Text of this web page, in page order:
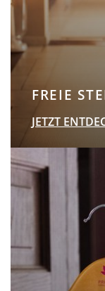
FREIE
JETZT